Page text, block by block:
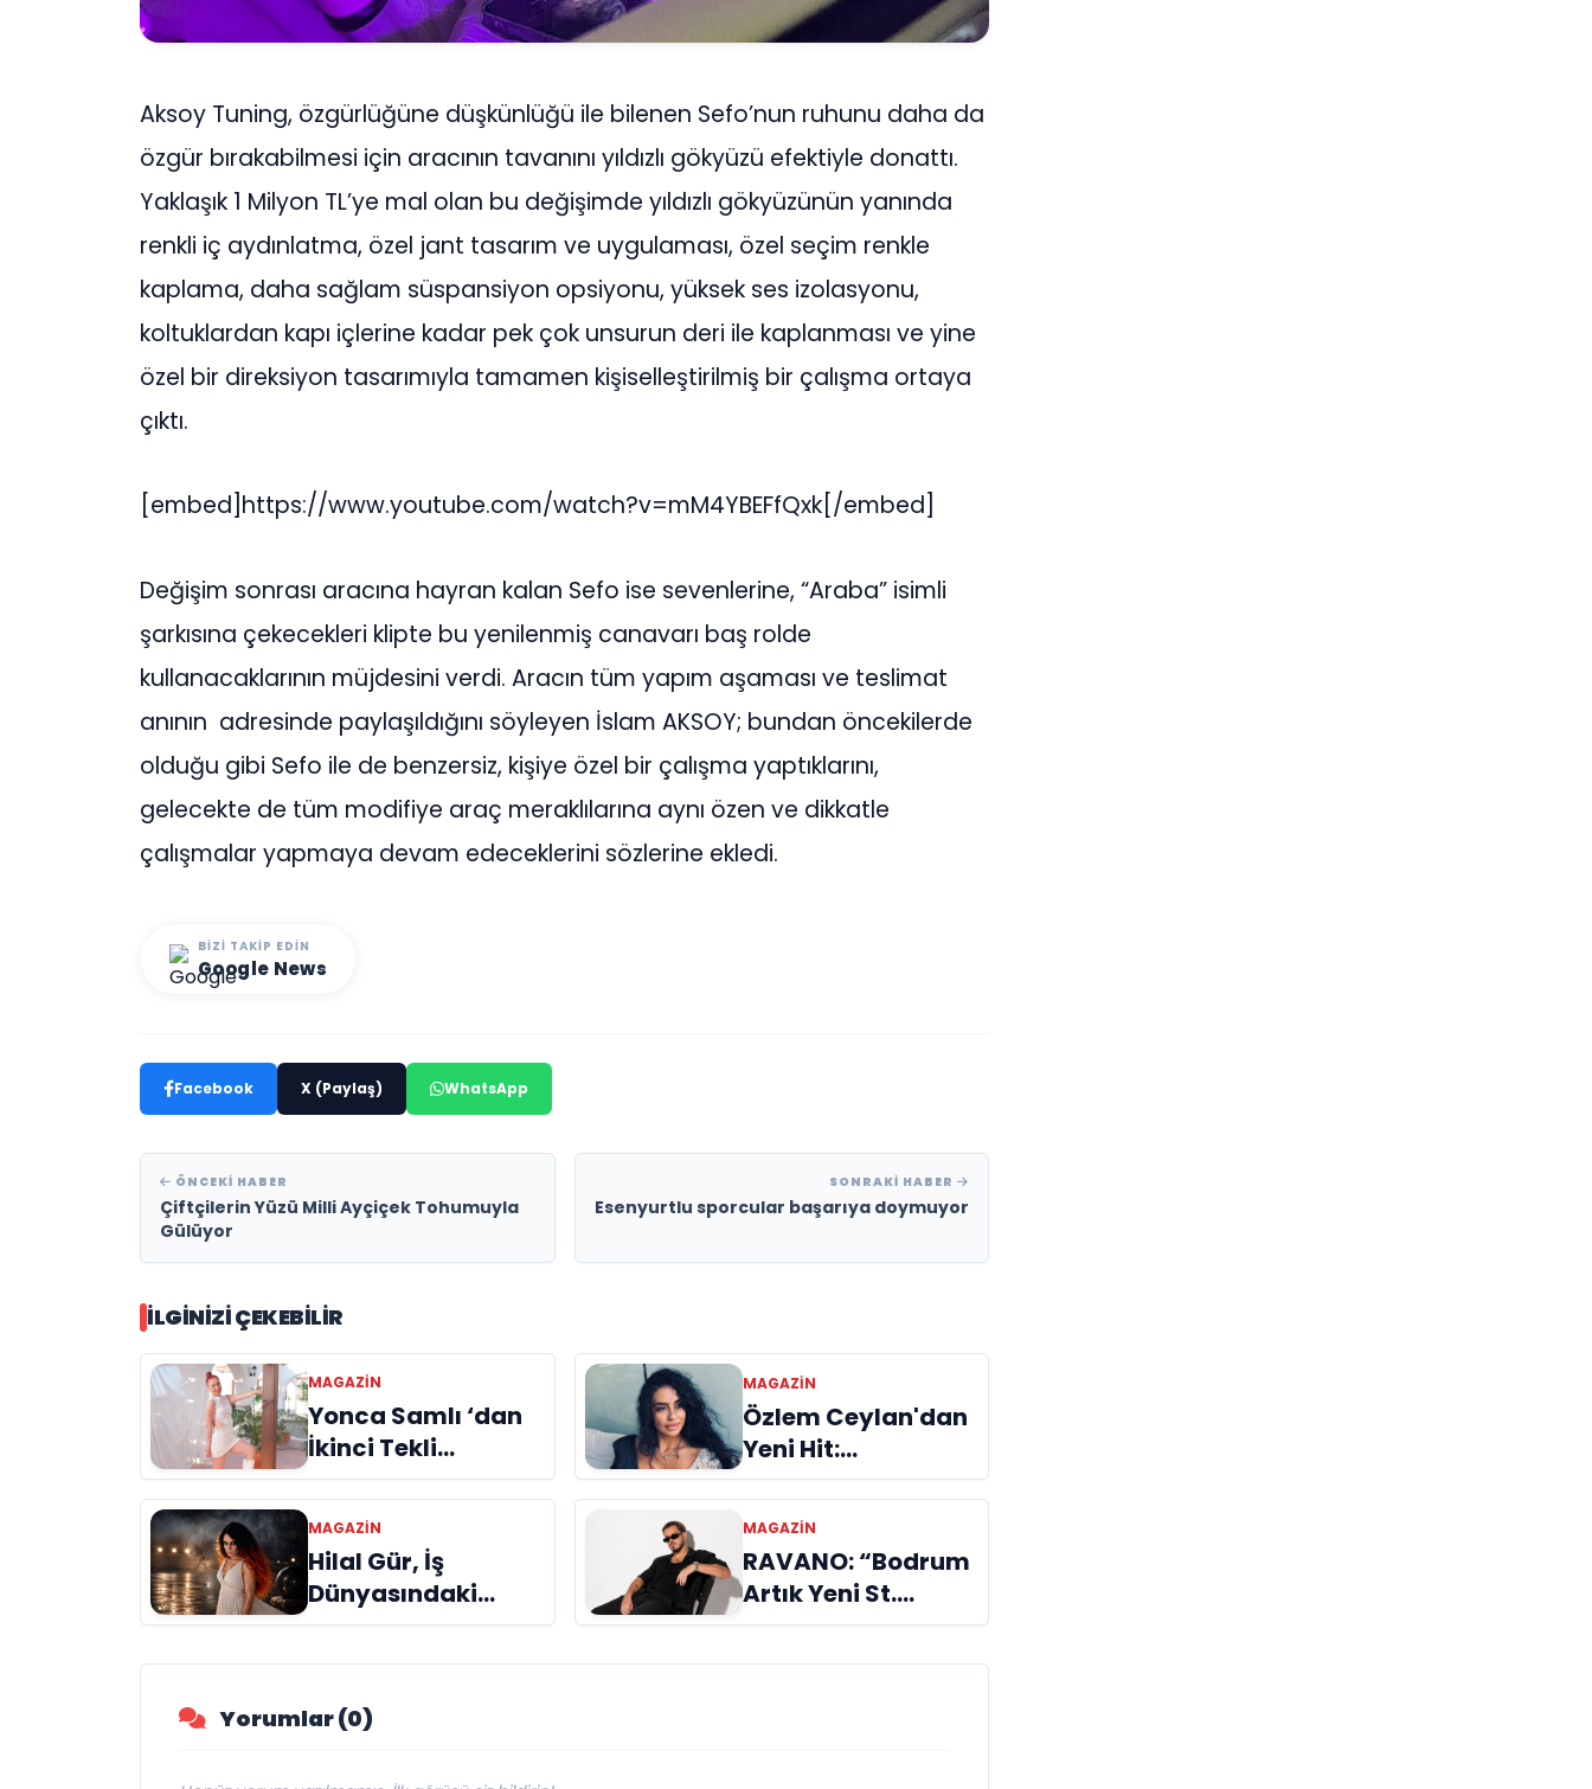
Aksoy Tuning, özgürlüğüne düşkünlüğü ile bilenen Sefo’nun ruhunu daha da
özgür bırakabilmesi için aracının tavanını yıldızlı gökyüzü efektiyle donattı.
Yaklaşık 1 Milyon TL’ye mal olan bu değişimde yıldızlı gökyüzünün yanında
renkli iç aydınlatma, özel jant tasarım ve uygulaması, özel seçim renkle
kaplama, daha sağlam süspansiyon opsiyonu, yüksek ses izolasyonu,
koltuklardan kapı içlerine kadar pek çok unsurun deri ile kaplanması ve yine
özel bir direksiyon tasarımıyla tamamen kişiselleştirilmiş bir çalışma ortaya
çıktı.
[embed]https://www.youtube.com/watch?v=mM4YBEFfQxk[/embed]
Değişim sonrası aracına hayran kalan Sefo ise sevenlerine, “Araba” isimli
şarkısına çekecekleri klipte bu yenilenmiş canavarı baş rolde
kullanacaklarının müjdesini verdi. Aracın tüm yapım aşaması ve teslimat
anının adresinde paylaşıldığını söyleyen İslam AKSOY; bundan öncekilerde
olduğu gibi Sefo ile de benzersiz, kişiye özel bir çalışma yaptıklarını,
gelecekte de tüm modifiye araç meraklılarına aynı özen ve dikkatle
çalışmalar yapmaya devam edeceklerini sözlerine ekledi.
BIZI TAKIP EDIN
Google News
Facebook X (Paylaş) WhatsApp
ÖNCEKI HABER
Çiftçilerin Yüzü Milli Ayçiçek Tohumuyla
Gülüyor
SONRAKI HABER
Esenyurtlu sporcular başarıya doymuyor
İLGINIZI ÇEKEBILIR
MAGAZIN
Yonca Samlı ‘dan
İkinci Tekli
“Donacaksın
Sevgilim “
yayımlandı
MAGAZIN
Özlem Ceylan'dan
Yeni Hit:
"Duymuyorsun
Beni" Yayında!
MAGAZIN
Hilal Gür, İş
Dünyasındaki
Başarısını Müzikte
de Taçlandırıyor
MAGAZIN
RAVANO: “Bodrum
Artık Yeni St.
Tropez Değil, Kendi
Başına Bir
Yorumlar (0)